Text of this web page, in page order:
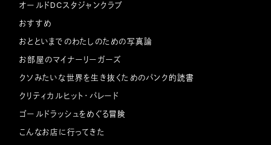
オールドDCスタジャンクラブ
おすすめ
おとといまでのわたしのための写真論
お部屋のマイナーリーガーズ
クソみたいな世界を生き抜くためのパンク的読書
クリティカルヒット・パレード
ゴールドラッシュをめぐる冒険
こんなお店に行ってきた